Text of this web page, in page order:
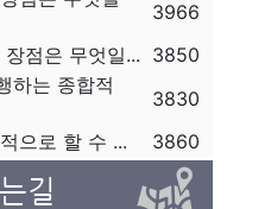
3966
장점은 무엇일...
3850
하는 종합적
3830
으로 할 수 ...
3860
길